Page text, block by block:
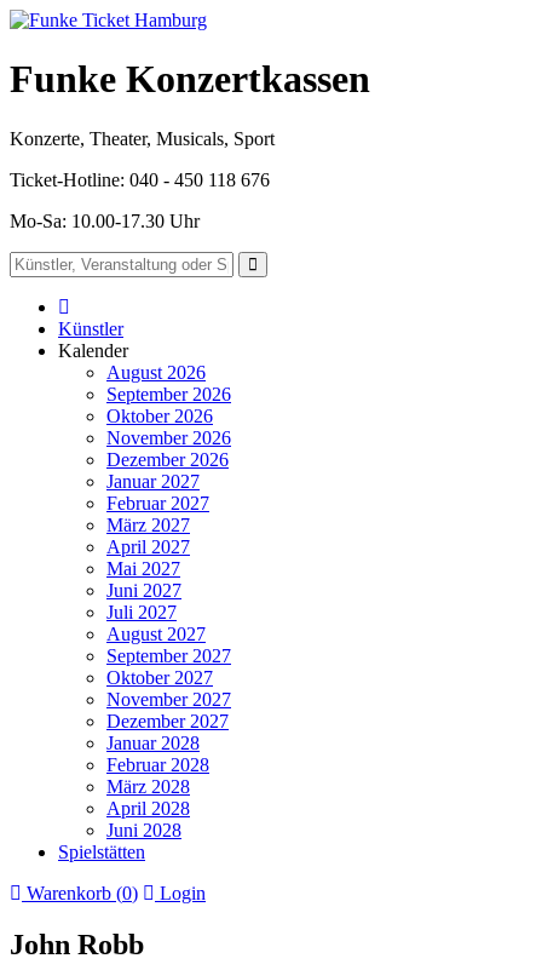
Funke Konzertkassen
Konzerte, Theater, Musicals, Sport
Ticket-Hotline: 040 - 450 118 676
Mo-Sa: 10.00-17.30 Uhr
Künstler
Kalender
August 2026
September 2026
Oktober 2026
November 2026
Dezember 2026
Januar 2027
Februar 2027
März 2027
April 2027
Mai 2027
Juni 2027
Juli 2027
August 2027
September 2027
Oktober 2027
November 2027
Dezember 2027
Januar 2028
Februar 2028
März 2028
April 2028
Juni 2028
Spielstätten
Warenkorb (0) Login
John Robb